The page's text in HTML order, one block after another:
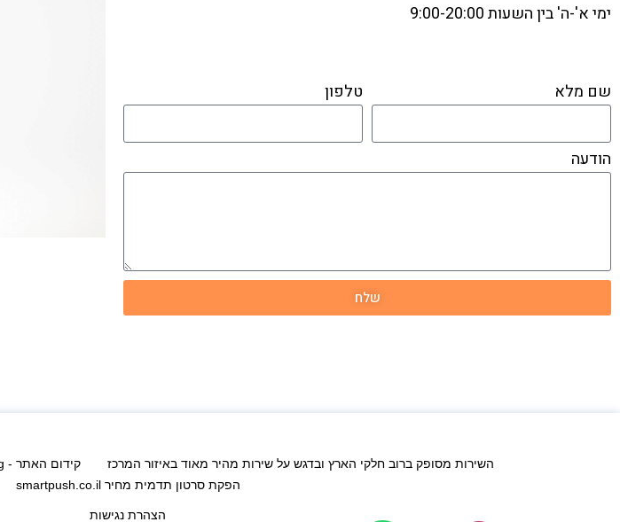
ימי א'-ה' בין השעות 9:00-20:00
שם מלא טלפון
הודעה
שלח
השירות מסופק ברוב חלקי הארץ ובדגש על שירות מהיר מאוד באיזור המרכז
קידום האתר - Miloslavski Marketing | שיווק דיגיטלי לעסקים
הפקת סרטון תדמית מחיר smartpush.co.il
הצהרת נגישות